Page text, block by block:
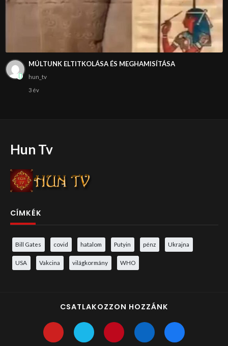
MÚLTUNK ELTITKOLÁSA ÉS MEGHAMISÍTÁSA
hun_tv
3 év
Hun Tv
CÍMKÉK
Bill Gates covid hatalom Putyin pénz Ukrajna
USA Vakcina világkormány WHO
CSATLAKOZZON HOZZÁNK